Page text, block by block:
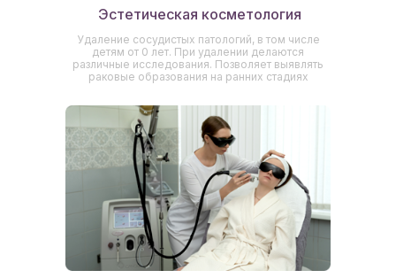
Удаление сосудистых патологий, в том числе
детям от 0 лет. При удалении делаются
различные исследования. Позволяет выявлять
раковые образования на ранних стадиях
Эстетическая косметология